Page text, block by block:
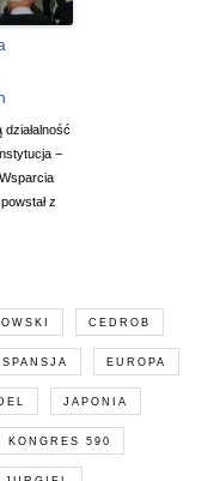
−
z
CEDROB
EUROPA
JAPONIA
KONGRES 590